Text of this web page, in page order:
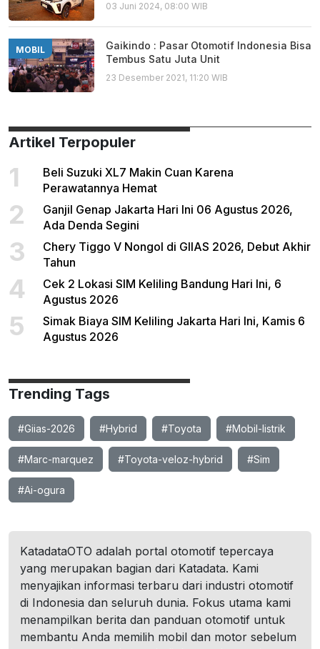
03 Juni 2024, 08:00 WIB
MOBIL
Gaikindo : Pasar Otomotif Indonesia Bisa
Tembus Satu Juta Unit
23 Desember 2021, 11:20 WIB
Artikel Terpopuler
1
Beli Suzuki XL7 Makin Cuan Karena
Perawatannya Hemat
2
Ganjil Genap Jakarta Hari Ini 06 Agustus 2026,
Ada Denda Segini
3
Chery Tiggo V Nongol di GIIAS 2026, Debut Akhir
Tahun
4
Cek 2 Lokasi SIM Keliling Bandung Hari Ini, 6
Agustus 2026
5
Simak Biaya SIM Keliling Jakarta Hari Ini, Kamis 6
Agustus 2026
Trending Tags
#Giias-2026 #Hybrid #Toyota #Mobil-listrik
#Marc-marquez #Toyota-veloz-hybrid #Sim
#Ai-ogura
KatadataOTO adalah portal otomotif tepercaya
yang merupakan bagian dari Katadata. Kami
menyajikan informasi terbaru dari industri otomotif
di Indonesia dan seluruh dunia. Fokus utama kami
menampilkan berita dan panduan otomotif untuk
membantu Anda memilih mobil dan motor sebelum